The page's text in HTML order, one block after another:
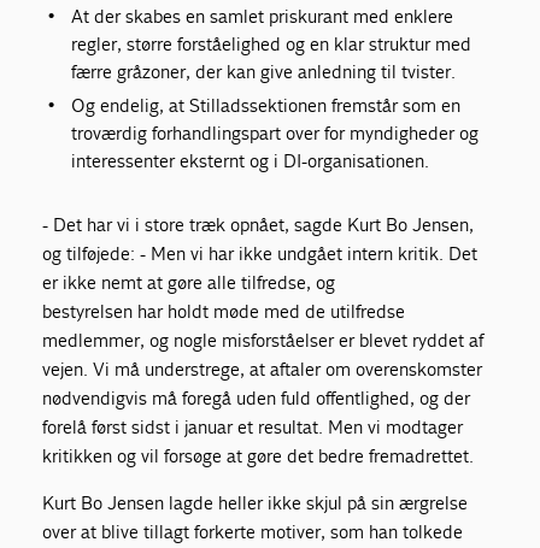
At der skabes en samlet priskurant med enklere
regler, større forståelighed og en klar struktur med
færre gråzoner, der kan give anledning til tvister.
Og endelig, at Stilladssektionen fremstår som en
troværdig forhandlingspart over for myndigheder og
interessenter eksternt og i DI-organisationen.
- Det har vi i store træk opnået, sagde Kurt Bo Jensen,
og tilføjede: - Men vi har ikke undgået intern kritik. Det
er ikke nemt at gøre alle tilfredse, og
bestyrelsen har holdt møde med de utilfredse
medlemmer, og nogle misforståelser er blevet ryddet af
vejen. Vi må understrege, at aftaler om overenskomster
nødvendigvis må foregå uden fuld offentlighed, og der
forelå først sidst i januar et resultat. Men vi modtager
kritikken og vil forsøge at gøre det bedre fremadrettet.
Kurt Bo Jensen lagde heller ikke skjul på sin ærgrelse
over at blive tillagt forkerte motiver, som han tolkede